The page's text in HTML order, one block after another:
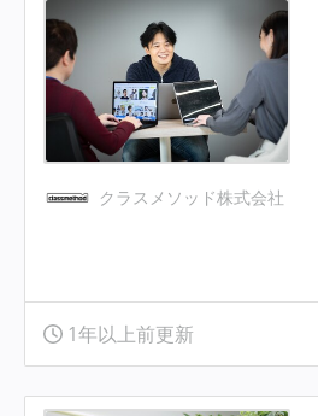
クラスメソッド株式会社
1年以上前更新